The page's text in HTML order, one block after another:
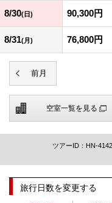
8/30(日) 90,300円
8/31(月) 76,800円
空室一覧を見る
ツアーID：HN-
旅行日数を変更する